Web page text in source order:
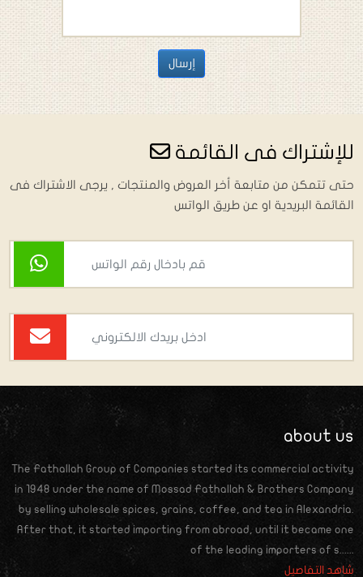
إرسال
للإشتراك فى القائمة
حتى تتمكن من متابعة أخر العروض والمنتجات , يرجى الاشتراك فى
القائمة البريدية او عن طريق الواتس
about us
The Fathallah Group of Companies started its commercial activity
in 1948 under the name of Mossad Fathallah & Brothers Company
by selling wholesale spices, grains, coffee, and tea in Alexandria.
After that, it started importing from abroad, until it became one
of the leading importers of s......
شاهد التفاصيل